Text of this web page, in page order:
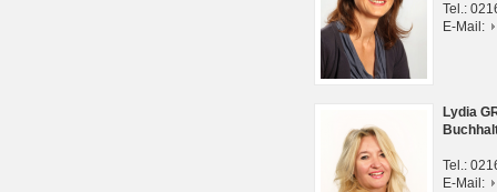
Tel.:
E-Mail:
Lydia
Tel.:
E-Mail: